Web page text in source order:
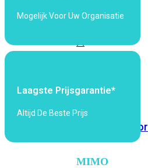
Fi
7
Fi
Outdoor
MIMO
Mogelijk Voor Uw Organisatie
Laagste Prijsgarantie*
Altijd De Beste Prijs